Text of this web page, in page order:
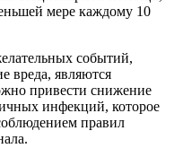
мере каждому 10
событий,
вреда, являются
привести снижение
инфекций, которое
правил